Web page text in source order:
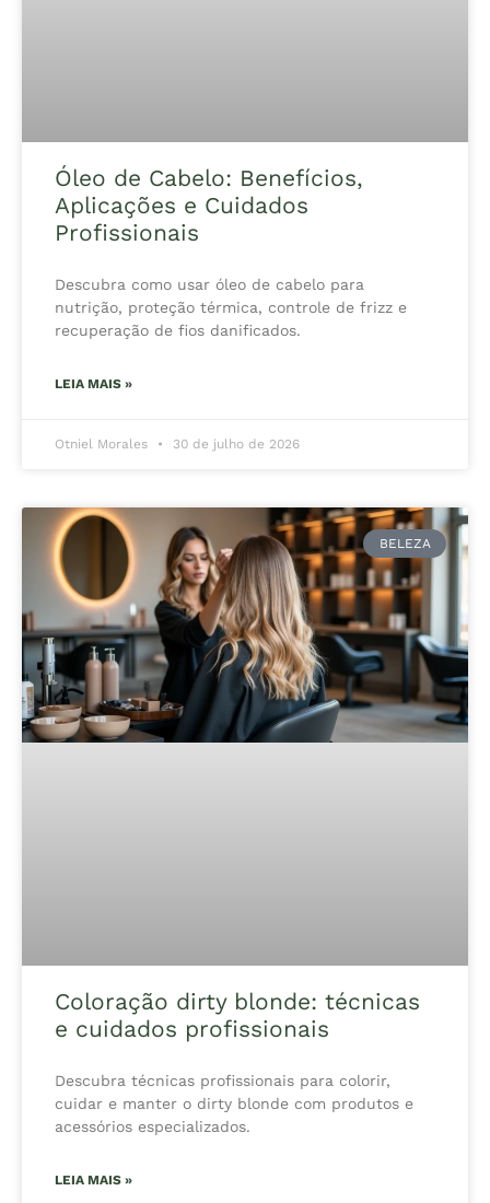
Óleo de Cabelo: Benefícios,
Aplicações e Cuidados
Profissionais
Descubra como usar óleo de cabelo para
nutrição, proteção térmica, controle de frizz e
recuperação de fios danificados.
LEIA MAIS »
Otniel Morales 30 de julho de 2026
BELEZA
Coloração dirty blonde: técnicas
e cuidados profissionais
Descubra técnicas profissionais para colorir,
cuidar e manter o dirty blonde com produtos e
acessórios especializados.
LEIA MAIS »